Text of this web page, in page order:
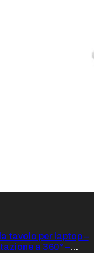
tavolo per laptop –
a 360° –